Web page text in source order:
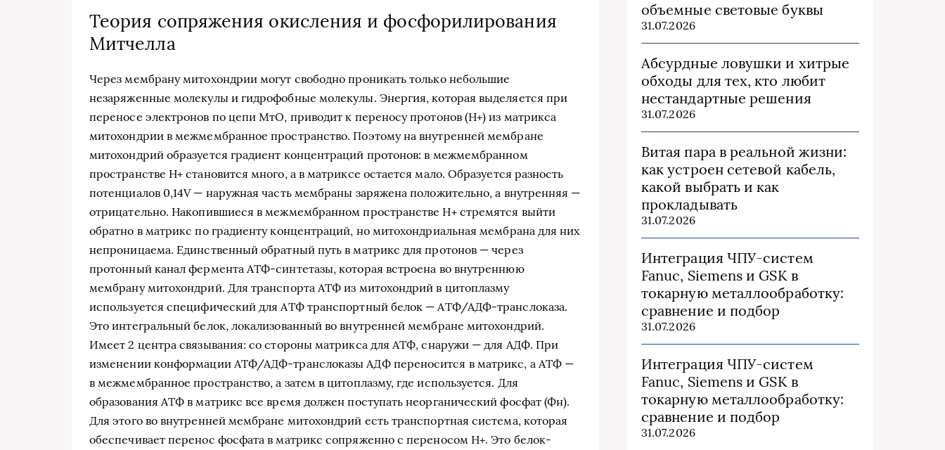
Теория сопряжения окисления и фосфорилирования
Митчелла
Через мембрану митохондрии могут свободно проникать только небольшие
незаряженные молекулы и гидрофобные молекулы. Энергия, которая выделяется при
переносе электронов по цепи МтО, приводит к переносу протонов (Н+) из матрикса
митохондрии в межмембранное пространство. Поэтому на внутренней мембране
митохондрий образуется градиент концентраций протонов: в межмембранном
пространстве Н+ становится много, а в матриксе остается мало. Образуется разность
потенциалов 0,14V — наружная часть мембраны заряжена положительно, а внутренняя —
отрицательно. Накопившиеся в межмембранном пространстве Н+ стремятся выйти
обратно в матрикс по градиенту концентраций, но митохондриальная мембрана для них
непроницаема. Единственный обратный путь в матрикс для протонов — через
протонный канал фермента АТФ-синтетазы, которая встроена во внутреннюю
мембрану митохондрий. Для транспорта АТФ из митохондрий в цитоплазму
используется специфический для АТФ транспортный белок — АТФ/АДФ-транслоказа.
Это интегральный белок, локализованный во внутренней мембране митохондрий.
Имеет 2 центра связывания: со стороны матрикса для АТФ, снаружи — для АДФ. При
изменении конформации АТФ/АДФ-транслоказы АДФ переносится в матрикс, а АТФ —
в межмембранное пространство, а затем в цитоплазму, где используется. Для
образования АТФ в матрикс все время должен поступать неорганический фосфат (Фн).
Для этого во внутренней мембране митохондрий есть транспортная система, которая
обеспечивает перенос фосфата в матрикс сопряженно с переносом Н+. Это белок-
объемные световые буквы
31.07.2026
Абсурдные ловушки и хитрые
обходы для тех, кто любит
нестандартные решения
31.07.2026
Витая пара в реальной жизни:
как устроен сетевой кабель,
какой выбрать и как
прокладывать
31.07.2026
Интеграция ЧПУ-систем
Fanuc, Siemens и GSK в
токарную металлообработку:
сравнение и подбор
31.07.2026
Интеграция ЧПУ-систем
Fanuc, Siemens и GSK в
токарную металлообработку:
сравнение и подбор
31.07.2026